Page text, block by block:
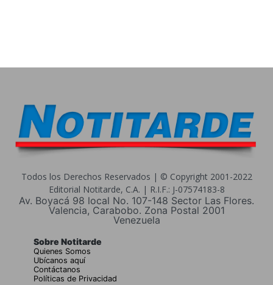
Todos los Derechos Reservados | © Copyright 2001-2022
Editorial Notitarde, C.A. | R.I.F.: J-07574183-8
Av. Boyacá 98 local No. 107-148 Sector Las Flores.
Valencia, Carabobo. Zona Postal 2001
Venezuela
Sobre Notitarde
Quienes Somos
Ubícanos aquí
Contáctanos
Políticas de Privacidad